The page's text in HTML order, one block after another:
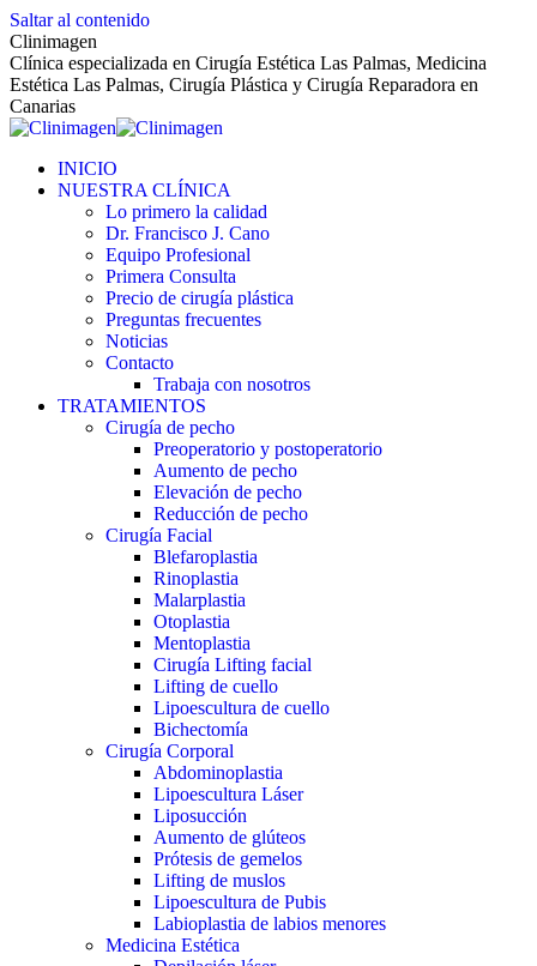
Saltar al contenido
Clinimagen
Clínica especializada en Cirugía Estética Las Palmas, Medicina
Estética Las Palmas, Cirugía Plástica y Cirugía Reparadora en
Canarias
INICIO
NUESTRA CLÍNICA
Lo primero la calidad
Dr. Francisco J. Cano
Equipo Profesional
Primera Consulta
Precio de cirugía plástica
Preguntas frecuentes
Noticias
Contacto
Trabaja con nosotros
TRATAMIENTOS
Cirugía de pecho
Preoperatorio y postoperatorio
Aumento de pecho
Elevación de pecho
Reducción de pecho
Cirugía Facial
Blefaroplastia
Rinoplastia
Malarplastia
Otoplastia
Mentoplastia
Cirugía Lifting facial
Lifting de cuello
Lipoescultura de cuello
Bichectomía
Cirugía Corporal
Abdominoplastia
Lipoescultura Láser
Liposucción
Aumento de glúteos
Prótesis de gemelos
Lifting de muslos
Lipoescultura de Pubis
Labioplastia de labios menores
Medicina Estética